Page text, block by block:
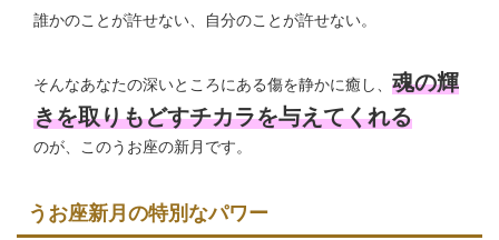
誰かのことが許せない、自分のことが許せない。
そんなあなたの深いところにある傷を静かに癒し、 魂の輝
きを取りもどすチカラを与えてくれる
のが、このうお座の新月です。
うお座新月の特別なパワー